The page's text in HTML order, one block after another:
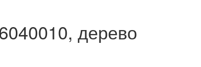
дерево